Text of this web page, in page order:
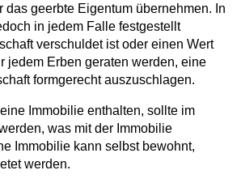
das geerbte Eigentum übernehmen. In
in jedem Falle festgestellt
verschuldet ist oder einen Wert
jedem Erben geraten werden, eine
formgerecht auszuschlagen.
Immobilie enthalten, sollte im
was mit der Immobilie
Immobilie kann selbst bewohnt,
werden.